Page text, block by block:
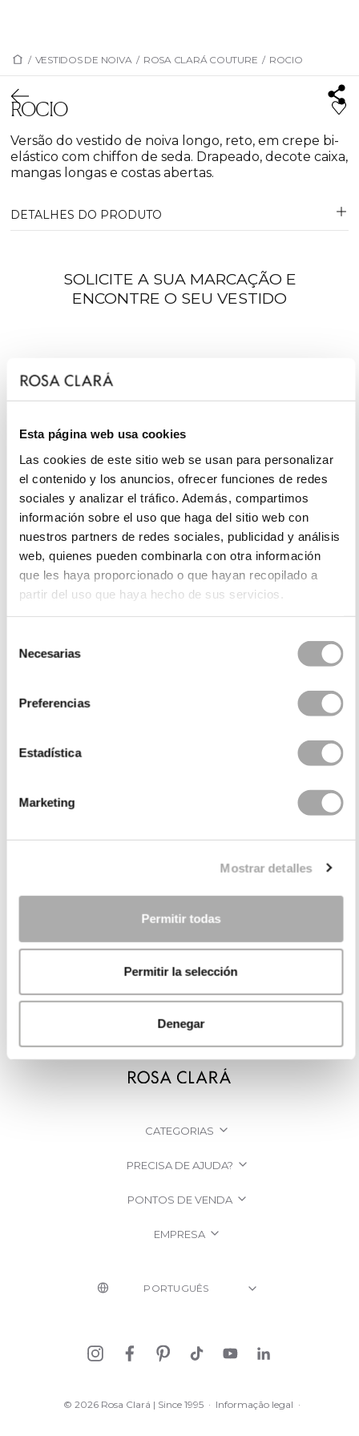
Esta página web usa cookies
Las cookies de este sitio web se usan para personalizar
el contenido y los anuncios, ofrecer funciones de redes
sociales y analizar el tráfico. Además, compartimos
información sobre el uso que haga del sitio web con
nuestros partners de redes sociales, publicidad y análisis
web, quienes pueden combinarla con otra información
que les haya proporcionado o que hayan recopilado a
partir del uso que haya hecho de sus servicios.
Necesarias
Preferencias
Estadística
Marketing
Mostrar detalles
Permitir todas
Permitir la selección
Denegar
/ VESTIDOS DE NOIVA / ROSA CLARÁ COUTURE / ROCIO
ROCIO
Versão do vestido de noiva longo, reto, em crepe bi-
elástico com chiffon de seda. Drapeado, decote caixa,
mangas longas e costas abertas.
DETALHES DO PRODUTO
SOLICITE A SUA MARCAÇÃO E
ENCONTRE O SEU VESTIDO
CATEGORIAS
PRECISA DE AJUDA?
PONTOS DE VENDA
EMPRESA
© 2026 Rosa Clará | Since 1995 · Informação legal ·